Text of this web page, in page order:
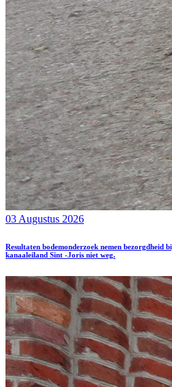
03 Augustus 2026
Resultaten bodemonderzoek nemen bezorgdheid
kanaaleiland Sint -Joris niet weg.